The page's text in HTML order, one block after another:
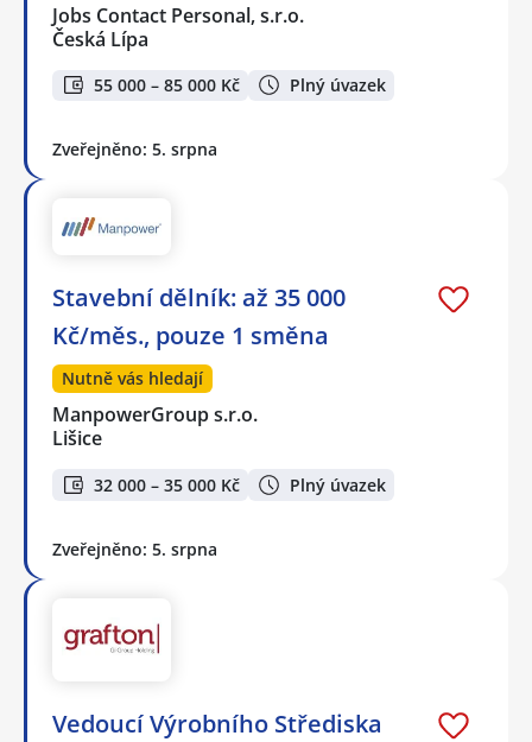
Jobs Contact Personal, s.r.o.
Česká Lípa
55 000 – 85 000 Kč Plný úvazek
Zveřejněno: 5. srpna
Stavební dělník: až 35 000
Kč/měs., pouze 1 směna
Nutně vás hledají
ManpowerGroup s.r.o.
Lišice
32 000 – 35 000 Kč Plný úvazek
Zveřejněno: 5. srpna
Vedoucí Výrobního Střediska